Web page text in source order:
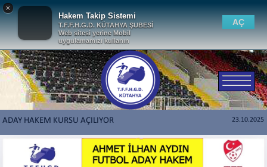
×
Hakem Takip Sistemi
T.F.F.H.G.D. KÜTAHYA ŞUBESİ
Web sitesi yerine Mobil
uygulamamızı kullanın
AÇ
ADAY HAKEM KURSU AÇILIYOR 23.10.2025